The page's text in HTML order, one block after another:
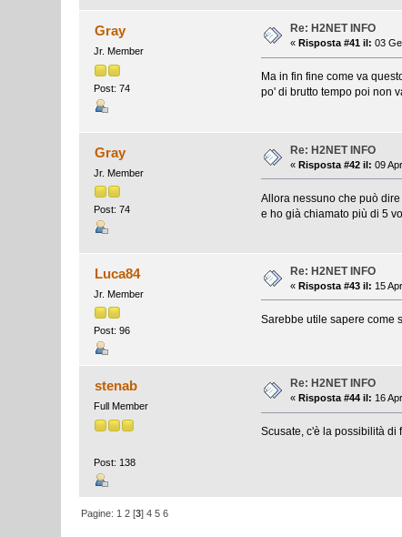
Gray
Jr. Member
Post: 74
Re: H2NET INFO
« Risposta #41 il: 03
Ma in fin fine come va
po' di brutto tempo poi non
Gray
Jr. Member
Post: 74
Re: H2NET INFO
«Risposta #42 il: 09
Allora nessuno che può
e ho già chiamato più di 5
Luca84
Jr. Member
Post: 96
Re: H2NET INFO
«Risposta #43 il: 15
Sarebbe utile sapere come
stenab
Full Member
Post: 138
Re: H2NET INFO
« Risposta #44 il: 16
Scusate, c'è la possibilità di
Pagine: 1 2 [3]4 5 6